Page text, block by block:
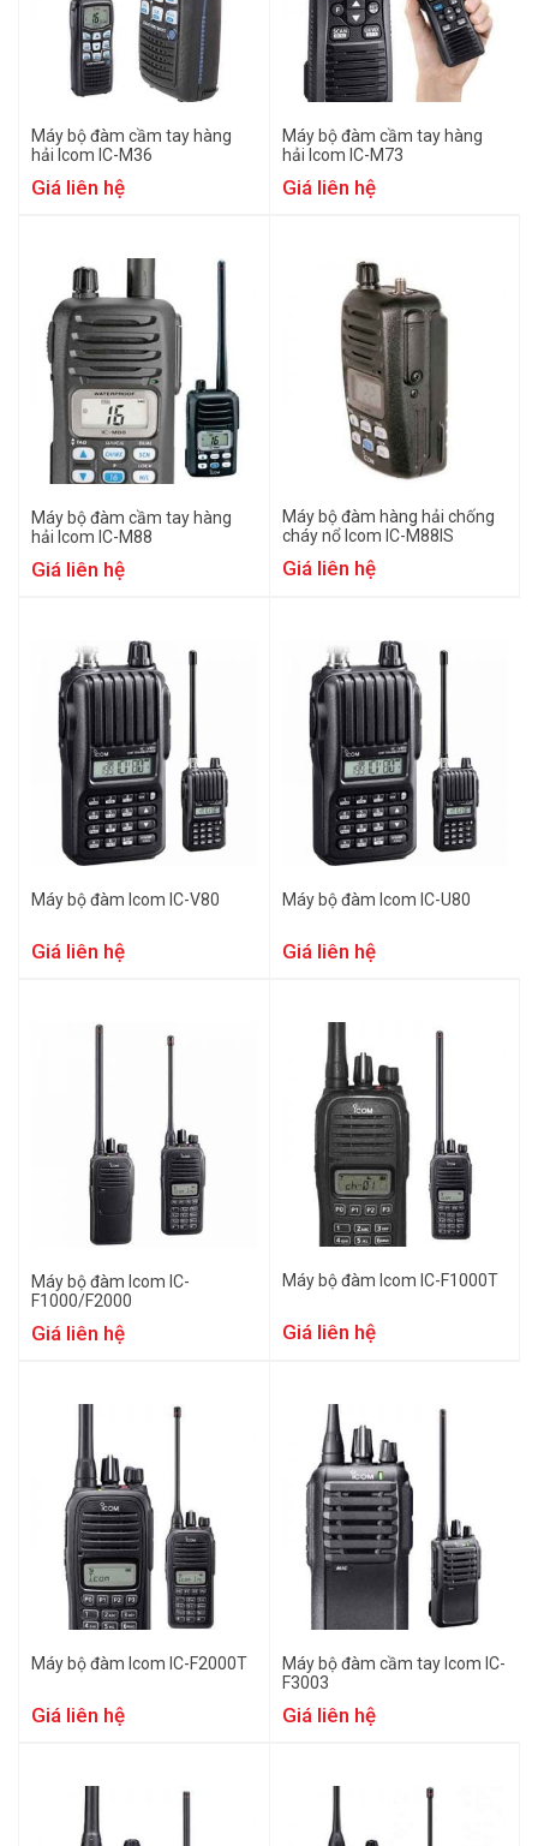
Máy bộ đàm cầm tay hàng
hải Icom IC-M36
Giá liên hệ
Máy bộ đàm cầm tay hàng
hải Icom IC-M73
Giá liên hệ
Máy bộ đàm cầm tay hàng
hải Icom IC-M88
Giá liên hệ
Máy bộ đàm hàng hải chống
cháy nổ Icom IC-M88IS
Giá liên hệ
Máy bộ đàm Icom IC-V80
Giá liên hệ
Máy bộ đàm Icom IC-U80
Giá liên hệ
Máy bộ đàm Icom IC-
F1000/F2000
Giá liên hệ
Máy bộ đàm Icom IC-F1000T
Giá liên hệ
Máy bộ đàm Icom IC-F2000T
Giá liên hệ
Máy bộ đàm cầm tay Icom IC-
F3003
Giá liên hệ